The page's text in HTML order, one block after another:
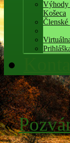
Výhody
Košeca
«